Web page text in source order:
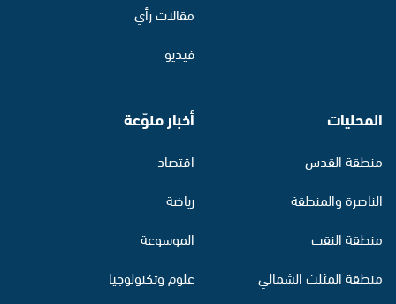
مقالات رأي
فيديو
المحليات
منطقة القدس
الناصرة والمنطقة
منطقة النقب
منطقة المثلث الشمالي
أخبار منوّعة
اقتصاد
رياضة
الموسوعة
علوم وتكنولوجيا